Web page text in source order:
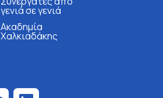
γενιά σε γενιά
Ακαδημία
Χαλκιαδάκης